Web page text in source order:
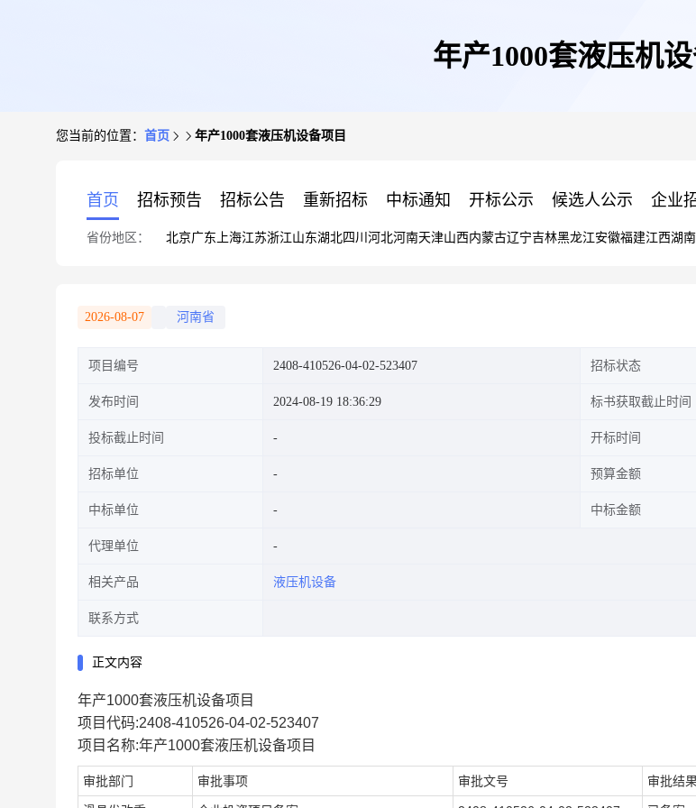
年产1000套液压机
您当前的位置： 首页 年产1000套液压机设备项目
首页 招标预告 招标公告 重新招标 中标通知 开标公示 候选人公示 企业
省份地区： 北京广东 上海江苏浙江山东湖北四川 河北河南天津山西内蒙古辽宁吉林黑龙江安徽福建江西湖南
2026-08-07 河南省
项目编号 2408-410526-04-02-523407 招标状态
发布时间 2024-08-19 18:36:29 标书获取截止时间
投标截止时间 开标时间
招标单位 预算金额
中标单位 中标金额
代理单位
相关产品 液压机设备
联系方式
正文内容
年产1000套液压机设备项目
项目代码:2408-410526-04-02-523407
项目名称:年产1000套液压机设备项目
审批部门 审批事项 审批文号 审批结